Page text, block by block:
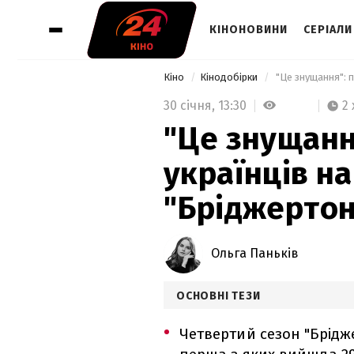
КІНОНОВИНИ СЕРІАЛИ
Кіно Кінодобірки "Це знущання":
30 січня, 13:30 2
"Це
українців
Ольга Паньків
ОСНОВНІ ТЕЗИ
Четвертий сезон